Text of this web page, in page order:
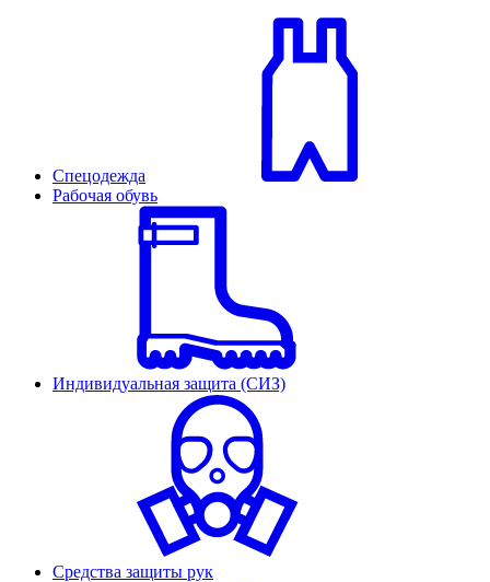
Спецодежда
Рабочая обувь
Индивидуальная защита (СИЗ)
Средства защиты рук